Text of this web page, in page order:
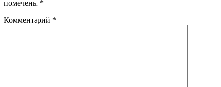
помечены *
Комментарий *